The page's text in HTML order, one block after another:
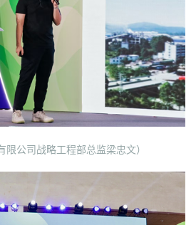
限公司战略工程部总监梁忠文）